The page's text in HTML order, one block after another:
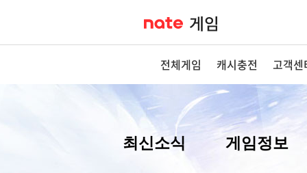
전체게임 캐시충전 고객센
최신소식 게임정보